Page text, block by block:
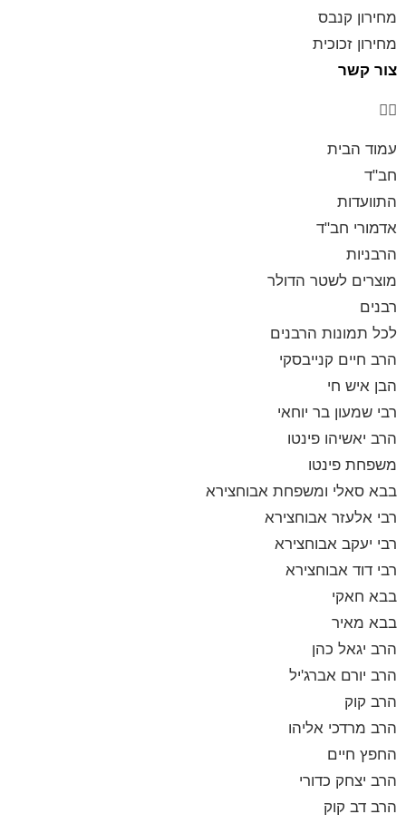
מחירון קנבס
מחירון זכוכית
צור קשר
עמוד הבית
חב"ד
התוועדות
אדמורי חב"ד
הרבניות
מוצרים לשטר הדולר
רבנים
לכל תמונות הרבנים
הרב חיים קנייבסקי
הבן איש חי
רבי שמעון בר יוחאי
הרב יאשיהו פינטו
משפחת פינטו
בבא סאלי ומשפחת אבוחצירא
רבי אלעזר אבוחצירא
רבי יעקב אבוחצירא
רבי דוד אבוחצירא
בבא חאקי
בבא מאיר
הרב יגאל כהן
הרב יורם אברג'יל
הרב קוק
הרב מרדכי אליהו
החפץ חיים
הרב יצחק כדורי
הרב דב קוק